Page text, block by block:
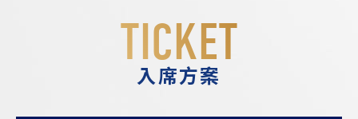
TICKET
入席方案